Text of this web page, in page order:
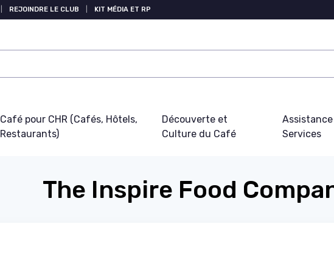
REJOINDRE LE CLUB KIT MÉDIA ET RP
Café pour CHR (Cafés, Hôtels,
Restaurants)
Découverte et
Culture du Café
Services
The Inspire Food